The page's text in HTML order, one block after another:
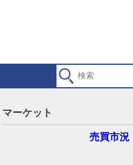
マーケット
売買市況